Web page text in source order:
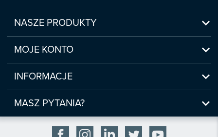
NASZE PRODUKTY 
Nowości
Zapowiedzi
Bestsellery
Czasopisma
Webinaria/Szkolenia
Prawo Pracy i ZUS
Podatki
INFORLEX
MOJE KONTO 
Moje konto
Moje produkty
Historia zakupów
Moje zgody
INFORMACJE 
Regulamin sklepu internetowego
(www.sklep.infor.pl)
Płatność
Bezpieczeństwo
MASZ PYTANIA? 
 bok@infor.pl
801 626 666